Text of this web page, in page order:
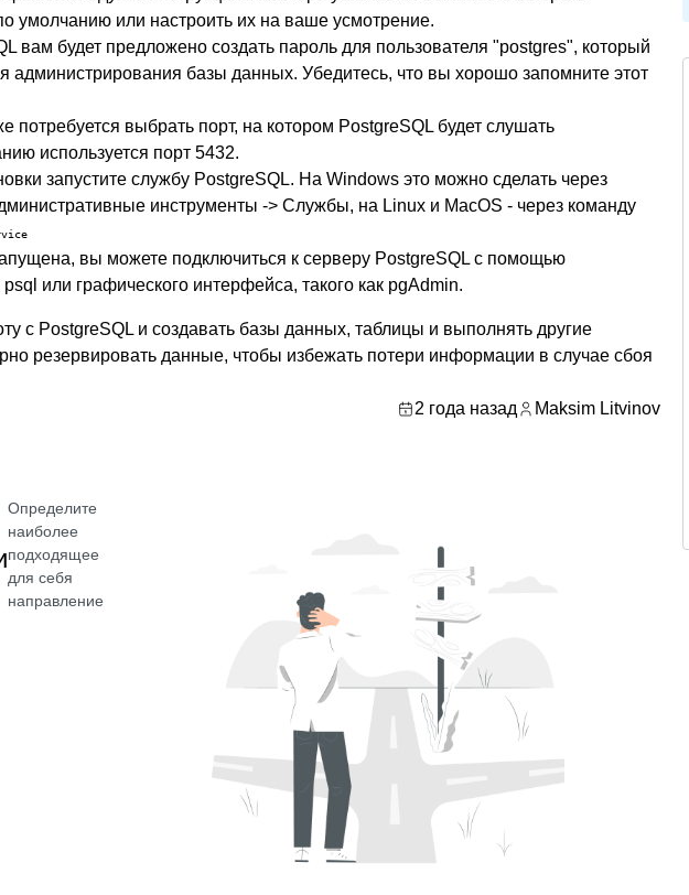
умолчанию или настроить их на ваше усмотрение.
вам будет предложено создать пароль для пользователя "postgres", который
администрирования базы данных. Убедитесь, что вы хорошо запомните этот
потребуется выбрать порт, на котором PostgreSQL будет слушать
используется порт 5432.
запустите службу PostgreSQL. На Windows это можно сделать через
инструменты -> Службы, на Linux и MacOS - через команду
вы можете подключиться к серверу PostgreSQL с помощью
или графического интерфейса, такого как pgAdmin.
с PostgreSQL и создавать базы данных, таблицы и выполнять другие
резервировать данные, чтобы избежать потери информации в случае сбоя
2 года назад
Maksim Litvinov
Определите
наиболее
подходящее
для себя
направление